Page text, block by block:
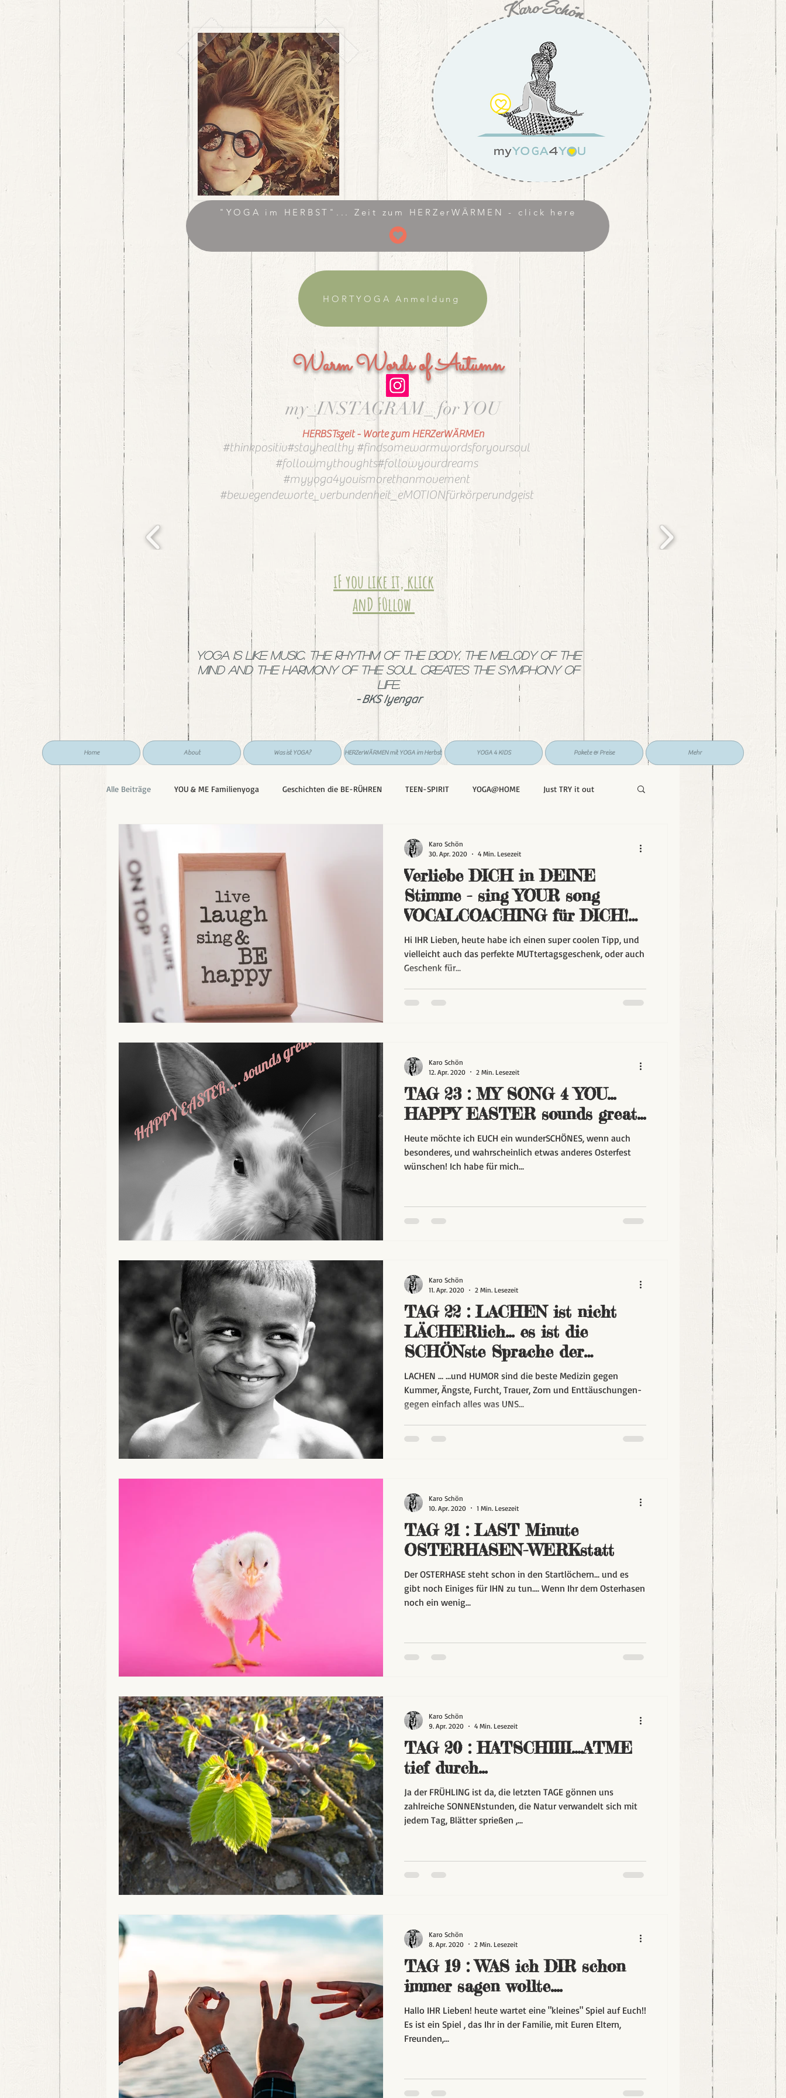
"YOGA im HERBST"... Zeit zum HERZerWÄRMEN - click here
HORTYOGA Anmeldung
Warm Words of Autumn
my_INSTAGRAM_ for YOU
HERBSTszeit - Worte zum HERZerWÄRMEn
#thinkpositiv#stayhealthy #findsomewarmwordsforyoursoul
#followmythoughts#followyourdreams
#myyoga4youismorethanmovement
#bewegendeworte_verbundenheit_eMOTIONfürkörperundgeist
iF you like it, klick
anD F0llow
YOGA is like music. The rhythm of the body, the melody of the
mind and the harmony of the soul creates the symphony of
life.
- BKS Iyengar
Home About Was ist YOGA? HERZerWÄRMEN mit YOGA im Herbst YOGA 4 KIDS Pakete & Preise Mehr
Alle Beiträge YOU & ME Familienyoga Geschichten die BE-RÜHREN TEEN-SPIRIT YOGA@HOME Just TRY it out
Verliebe DICH in DEINE
Stimme - sing YOUR song
VOCALCOACHING für DICH!
Be your own STAR!!
Hi IHR Lieben, heute habe ich einen super coolen Tipp, und
vielleicht auch das perfekte MUTtertagsgeschenk, oder auch
Geschenk für...
Karo Schön
30. Apr. 2020
4 Min. Lesezeit
TAG 23 : MY SONG 4 YOU...
HAPPY EASTER sounds great...
Heute möchte ich EUCH ein wunderSCHÖNES, wenn auch
besonderes, und wahrscheinlich etwas anderes Osterfest
wünschen! Ich habe für mich...
Karo Schön
12. Apr. 2020
2 Min. Lesezeit
TAG 22 : LACHEN ist nicht
LÄCHERlich... es ist die
SCHÖNste Sprache der
WELT!!
LACHEN ... ...und HUMOR sind die beste Medizin gegen
Kummer, Ängste, Furcht, Trauer, Zorn und Enttäuschungen-
gegen einfach alles was UNS...
Karo Schön
11. Apr. 2020
2 Min. Lesezeit
TAG 21 : LAST Minute
OSTERHASEN-WERKstatt
Der OSTERHASE steht schon in den Startlöchern... und es
gibt noch Einiges für IHN zu tun.... Wenn Ihr dem Osterhasen
noch ein wenig...
Karo Schön
10. Apr. 2020
1 Min. Lesezeit
TAG 20 : HATSCHIIII....ATME
tief durch...
Ja der FRÜHLING ist da, die letzten TAGE gönnen uns
zahlreiche SONNENstunden, die Natur verwandelt sich mit
jedem Tag, Blätter sprießen ,...
Karo Schön
9. Apr. 2020
4 Min. Lesezeit
TAG 19 : WAS ich DIR schon
immer sagen wollte....
Hallo IHR Lieben! heute wartet eine "kleines" Spiel auf Euch!!
Es ist ein Spiel , das Ihr in der Familie, mit Euren Eltern,
Freunden,...
Karo Schön
8. Apr. 2020
2 Min. Lesezeit